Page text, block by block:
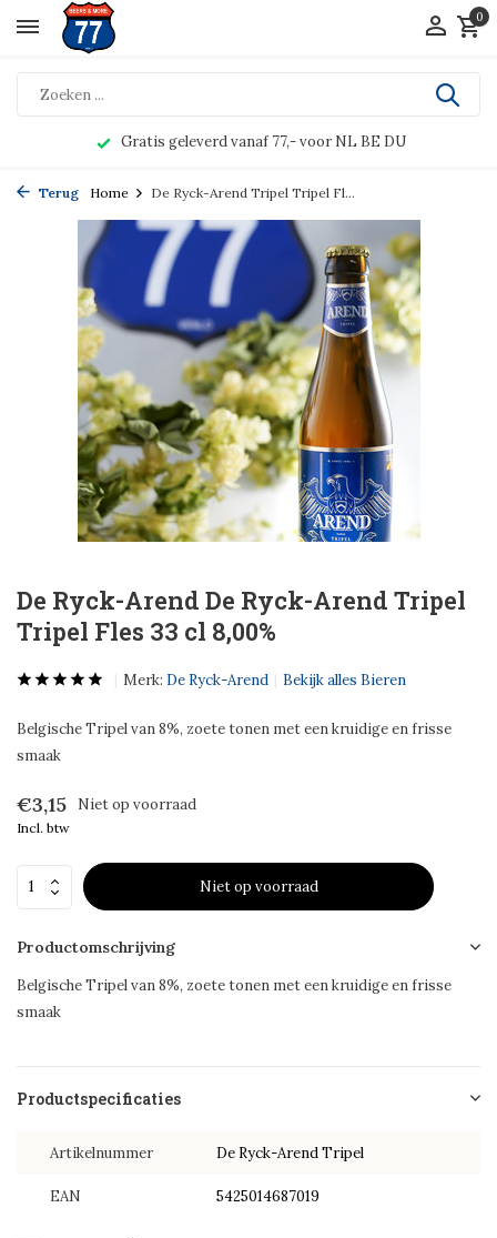
0
Gratis geleverd vanaf 77,- voor NL BE DU
Terug Home De Ryck-Arend Tripel Tripel Fl...
De Ryck-Arend De Ryck-Arend Tripel
Tripel Fles 33 cl 8,00%
Merk: De Ryck-Arend Bekijk alles Bieren
Belgische Tripel van 8%, zoete tonen met een kruidige en frisse
smaak
€3,15 Niet op voorraad
Incl. btw
Niet op voorraad
Productomschrijving
Belgische Tripel van 8%, zoete tonen met een kruidige en frisse
smaak
Productspecificaties
Artikelnummer De Ryck-Arend Tripel
EAN 5425014687019